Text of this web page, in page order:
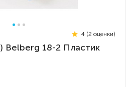
4 (2 оценки)
Belberg 18-2 Пластик